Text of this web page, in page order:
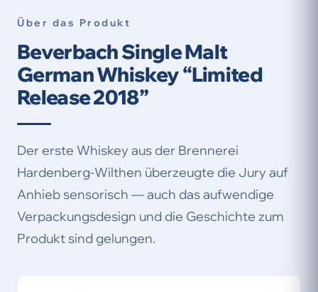
Über das Produkt
Beverbach Single Malt
German Whiskey “Limited
Release 2018”
Der erste Whiskey aus der Brennerei
Hardenberg-Wilthen überzeugte die Jury auf
Anhieb sensorisch — auch das aufwendige
Verpackungsdesign und die Geschichte zum
Produkt sind gelungen.